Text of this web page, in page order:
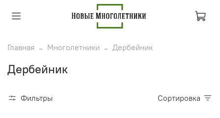
Главная Многолетники Дербейник
Дербейник
Фильтры Сортировка